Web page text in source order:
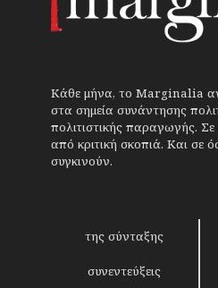
Κάθε μήνα, το Marginalia
στα σημεία συνάντησης
πολιτιστικής παραγωγής.
από κριτική σκοπιά. Και σε
συγκινούν.
της σύνταξης
συνεντεύξεις